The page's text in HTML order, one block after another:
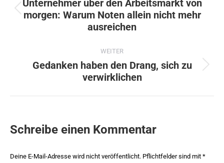
Vorheriger
Beitrag:
Unternehmer über den Arbeitsmarkt von
morgen: Warum Noten allein nicht mehr
ausreichen
WEITER
Nächster
Beitrag:
Gedanken haben den Drang, sich zu
verwirklichen
Schreibe einen Kommentar
Deine E-Mail-Adresse wird nicht veröffentlicht. Pflichtfelder sind mit *